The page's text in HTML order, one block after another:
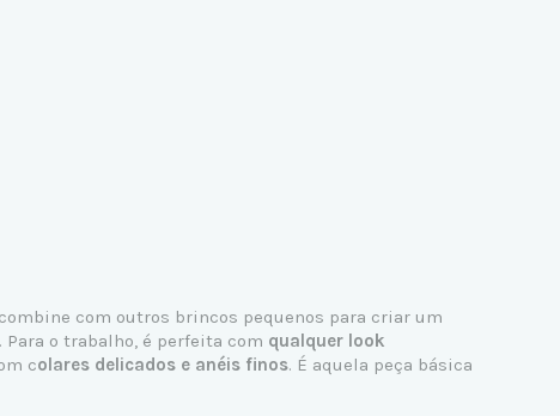
com outros brincos pequenos para criar um
o trabalho, é perfeita com qualquer look
colares delicados e anéis finos. É aquela peça básica